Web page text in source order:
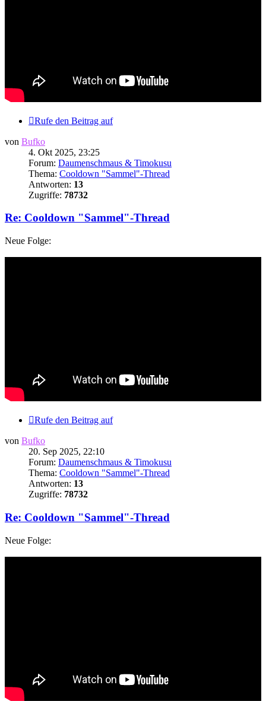
Rufe den Beitrag auf
von Bufko
4. Okt 2025, 23:25
Forum: Daumenschmaus & Timokusu
Thema: Cooldown "Sammel"-Thread
Antworten: 13
Zugriffe: 78732
Re: Cooldown "Sammel"-Thread
Neue Folge:
Rufe den Beitrag auf
von Bufko
20. Sep 2025, 22:10
Forum: Daumenschmaus & Timokusu
Thema: Cooldown "Sammel"-Thread
Antworten: 13
Zugriffe: 78732
Re: Cooldown "Sammel"-Thread
Neue Folge: